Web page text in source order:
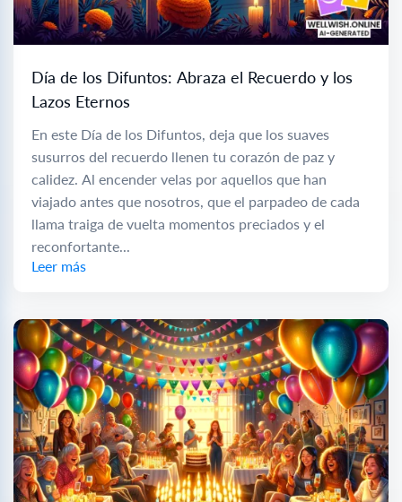
Día de los Difuntos: Abraza el Recuerdo y los
Lazos Eternos
En este Día de los Difuntos, deja que los suaves
susurros del recuerdo llenen tu corazón de paz y
calidez. Al encender velas por aquellos que han
viajado antes que nosotros, que el parpadeo de cada
llama traiga de vuelta momentos preciados y el
reconfortante...
Leer más